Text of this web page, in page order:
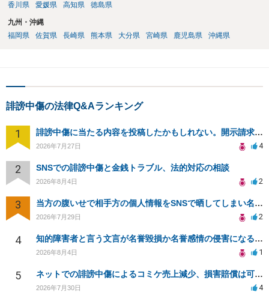
香川県
愛媛県 高知県 徳島県
九州・沖縄
福岡県
佐賀県 長崎県 熊本県 大分県 宮崎県 鹿児島県 沖縄県
誹謗中傷の法律Q&Aランキング
1 誹謗中傷に当たる内容を投稿したかもしれない。開示請求や民事刑事裁判に発展しうるのか教えて欲しい。
2026年7月27日 4
2 SNSでの誹謗中傷と金銭トラブル、法的対応の相談
2026年8月4日 2
3 当方の腹いせで相手方の個人情報をSNSで晒してしまい名誉毀損させてしまったかもしれない
2026年7月29日 2
4 知的障害者と言う文言が名誉毀損か名誉感情の侵害になるか教えてほしい。
2026年8月4日 1
5 ネットでの誹謗中傷によるコミケ売上減少、損害賠償は可能か？
2026年7月30日 4